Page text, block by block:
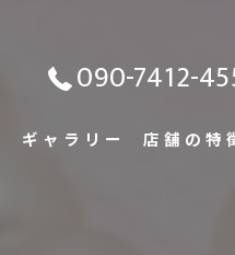
090-7412-
ギャラリー 店舗の特